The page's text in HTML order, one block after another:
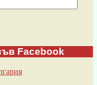
Facebook